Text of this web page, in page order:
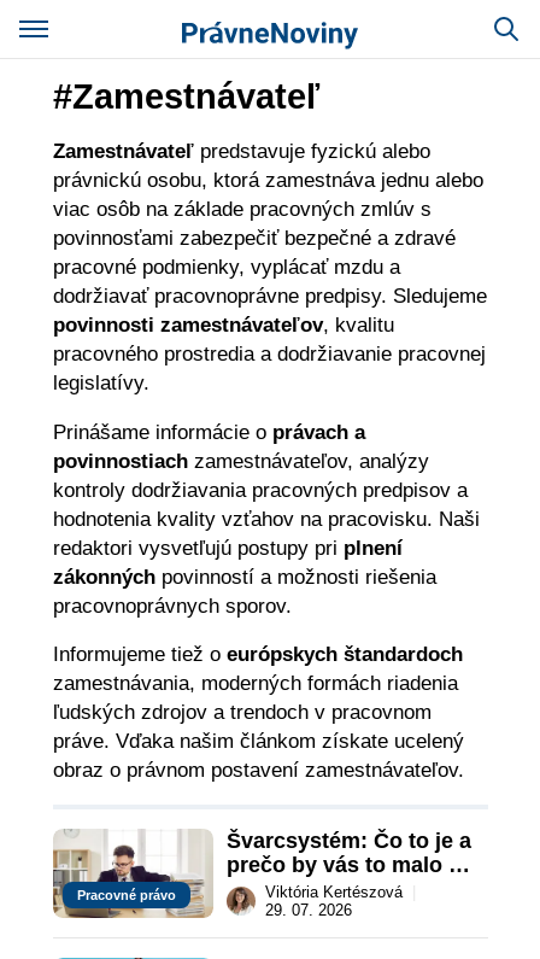
#Zamestnávateľ
Zamestnávateľpredstavuje fyzickú alebo
právnickú osobu, ktorá zamestnáva jednu alebo
viac osôb na základe pracovných zmlúv s
povinnosťami zabezpečiť bezpečné a zdravé
pracovné podmienky, vyplácať mzdu a
dodržiavať pracovnoprávne predpisy. Sledujeme
povinnosti zamestnávateľov, kvalitu
pracovného prostredia a dodržiavanie pracovnej
legislatívy.
Prinášame informácie o právach a
povinnostiachzamestnávateľov, analýzy
kontroly dodržiavania pracovných predpisov a
hodnotenia kvality vzťahov na pracovisku. Naši
redaktori vysvetľujú postupy pri plnení
zákonnýchpovinností a možnosti riešenia
pracovnoprávnych sporov.
Informujeme tiež o európskych štandardoch
zamestnávania, moderných formách riadenia
ľudských zdrojov a trendoch v pracovnom
práve. Vďaka našim článkom získate ucelený
obraz o právnom postavení zamestnávateľov.
Pracovné právo
Švarcsystém: Čo to je a
prečo by vás to malo
zaujímať
Viktória Kertészová
29. 07. 2026